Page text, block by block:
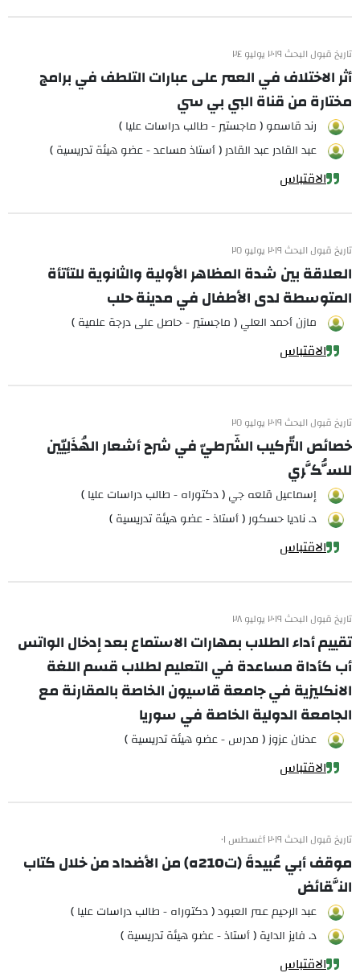
تاريخ قبول البحث ٢٠١٩ يوليو ٢٤
أثر الاختلاف في العمر على عبارات التلطف في برامج
مختارة من قناة البي بي سي
رند قاسمو ( ماجستير - طالب دراسات عليا )
عبد القادر عبد القادر ( أستاذ مساعد - عضو هيئة تدريسية )
الاقتباس
تاريخ قبول البحث ٢٠١٩ يوليو ٢٥
العلاقة بين شدة المظاهر الأولية والثانوية للتأتأة
المتوسطة لدى الأطفال في مدينة حلب
مازن أحمد العلي ( ماجستير - حاصل على درجة علمية )
الاقتباس
تاريخ قبول البحث ٢٠١٩ يوليو ٢٥
خصائص التّركيب الشّرطيّ في شرح أشعار الهُذَلِيّين
للسُّكَّري
إسماعيل قلعه جي ( دكتوراه - طالب دراسات عليا )
د. ناديا حسكور ( أستاذ - عضو هيئة تدريسية )
الاقتباس
تاريخ قبول البحث ٢٠١٩ يوليو ٢٨
تقييم أداء الطلاب بمهارات الاستماع بعد إدخال الواتس
أب كأداة مساعدة في التعليم لطلاب قسم اللغة
الانكليزية في جامعة قاسيون الخاصة بالمقارنة مع
الجامعة الدولية الخاصة في سوريا
عدنان عزوز ( مدرس - عضو هيئة تدريسية )
الاقتباس
تاريخ قبول البحث ٢٠١٩ أغسطس ٠١
موقف أبي عُبيدةَ (ت210ه) من الأضداد من خلال كتاب
النَّقائض
عبد الرحيم عمر العبود ( دكتوراه - طالب دراسات عليا )
د. فايز الداية ( أستاذ - عضو هيئة تدريسية )
الاقتباس